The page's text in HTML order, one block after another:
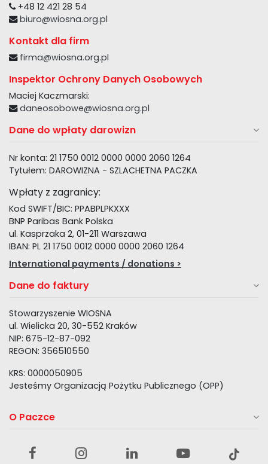
+48 12 421 28 54
biuro@wiosna.org.pl
Kontakt dla firm
firma@wiosna.org.pl
Inspektor Ochrony Danych Osobowych
Maciej Kaczmarski:
daneosobowe@wiosna.org.pl
Dane do wpłaty darowizn
Nr konta: 21 1750 0012 0000 0000 2060 1264
Tytułem: DAROWIZNA - SZLACHETNA PACZKA
Wpłaty z zagranicy:
Kod SWIFT/BIC: PPABPLPKXXX
BNP Paribas Bank Polska
ul. Kasprzaka 2, 01-211 Warszawa
IBAN: PL 21 1750 0012 0000 0000 2060 1264
International payments / donations >
Dane do faktury
Stowarzyszenie WIOSNA
ul. Wielicka 20, 30-552 Kraków
NIP: 675-12-87-092
REGON: 356510550
KRS: 0000050905
Jesteśmy Organizacją Pożytku Publicznego (OPP)
O Paczce